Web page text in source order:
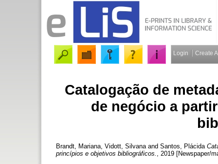
Login Create
Catalogação de
de negócio a
Brandt, Mariana Vidott, Silvana and Santos, Plácida
princípios e objetivos bibliográficos.
, 2019 [Newspaper/